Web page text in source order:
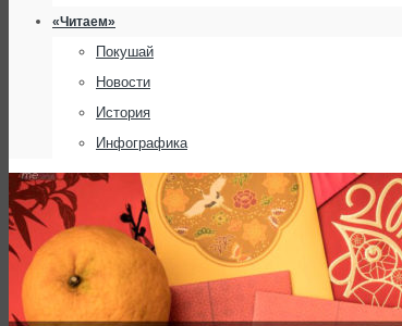
«Читаем»
Покушай
Новости
История
Инфографика